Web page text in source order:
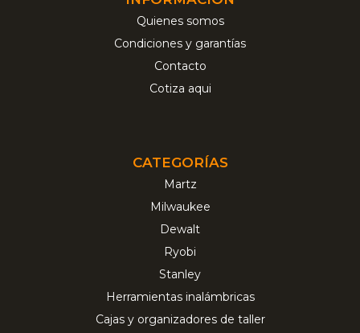
Quienes somos
Condiciones y garantías
Contacto
Cotiza aqui
CATEGORÍAS
Martz
Milwaukee
Dewalt
Ryobi
Stanley
Herramientas inalámbricas
Cajas y organizadores de taller